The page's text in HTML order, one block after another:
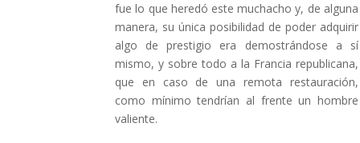
fue lo que heredó este muchacho y, de alguna
manera, su única posibilidad de poder adquirir
algo de prestigio era demostrándose a sí
mismo, y sobre todo a la Francia republicana,
que en caso de una remota restauración,
como mínimo tendrían al frente un hombre
valiente.